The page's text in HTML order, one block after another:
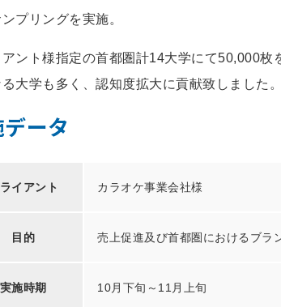
プリングを実施。
アント様指定の首都圏計14大学にて50,000枚
大学も多く、認知度拡大に貢献致しました。
ータ
イアント カラオケ事業会社様
目的 売上促進及び首都圏におけるブラ
実施時期 10月下旬～11月上旬